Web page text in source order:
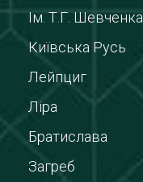
Ім. Т.Г. Шевченка
Київська Русь
Лейпциг
Ліра
Братислава
Загреб